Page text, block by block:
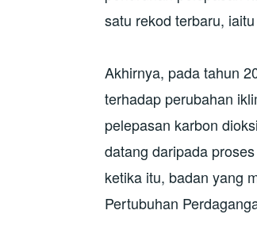
satu rekod terbaru,
Akhirnya, pada tahun
terhadap perubahan
pelepasan karbon
datang daripada
ketika itu, badan yang
Pertubuhan